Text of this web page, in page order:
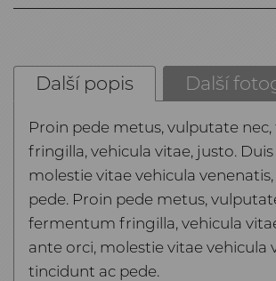
Další popis Další
Proin pede metus, vulputate
fringilla, vehicula vitae, justo.
molestie vitae vehicula
pede. Proin pede metus,
fermentum fringilla, vehicula
ante orci, molestie vitae vehicula
tincidunt ac pede.